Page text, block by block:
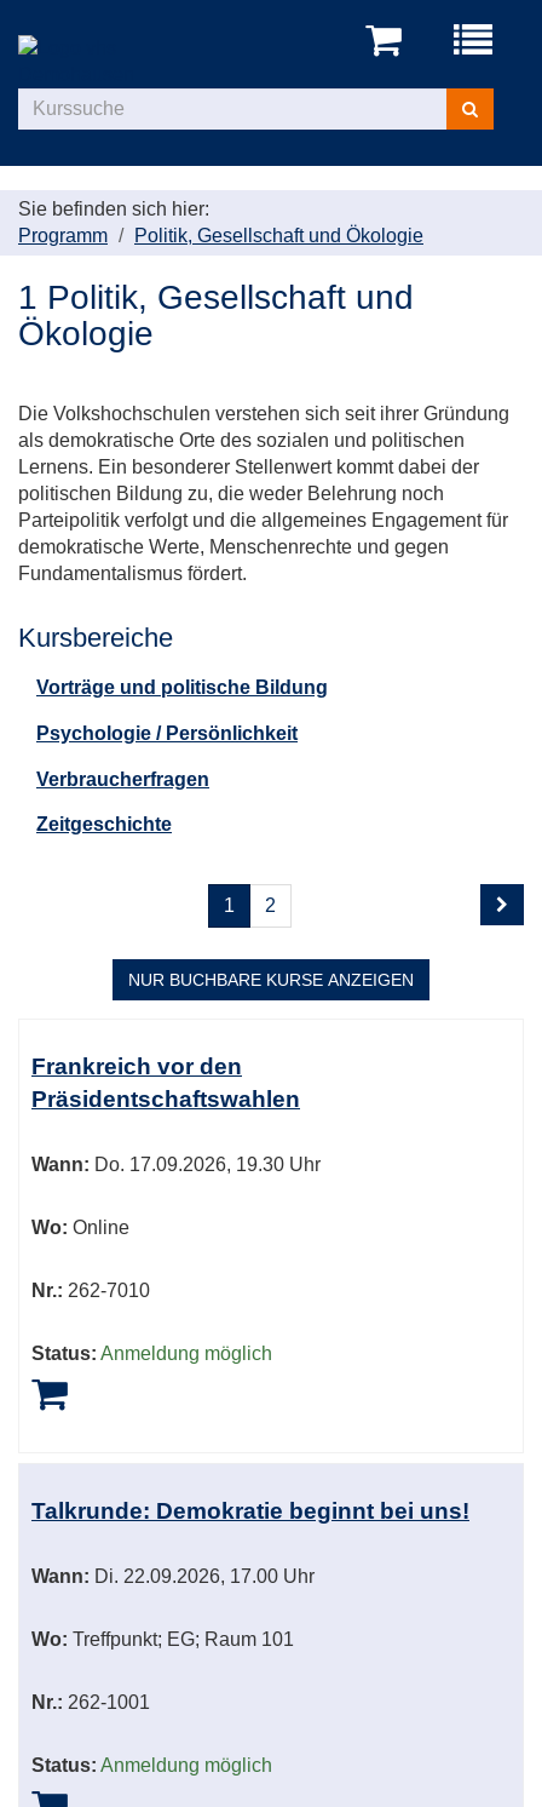
Menü
Kurse
suchen
Sie befinden sich hier:
Programm
Politik, Gesellschaft und Ökologie
1 Politik, Gesellschaft und
Ökologie
Die Volkshochschulen verstehen sich seit ihrer Gründung
als demokratische Orte des sozialen und politischen
Lernens. Ein besonderer Stellenwert kommt dabei der
politischen Bildung zu, die weder Belehrung noch
Parteipolitik verfolgt und die allgemeines Engagement für
demokratische Werte, Menschenrechte und gegen
Fundamentalismus fördert.
Kursbereiche
Vorträge und politische Bildung
Psychologie / Persönlichkeit
Verbraucherfragen
Zeitgeschichte
Seiten
blättern
1 2
NUR BUCHBARE KURSE ANZEIGEN
Tabellenüberschriften
können
sortiert
Frankreich vor den
Präsidentschaftswahlen
Wann: Do. 17.09.2026, 19.30 Uhr
Wo: Online
Nr.: 262-7010
Status: Anmeldung möglich
Talkrunde: Demokratie beginnt bei uns!
Wann: Di. 22.09.2026, 17.00 Uhr
Wo: Treffpunkt; EG; Raum 101
Nr.: 262-1001
Status: Anmeldung möglich